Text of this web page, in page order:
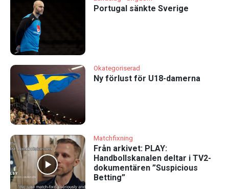
Portugal sänkte Sverige
Okategoriserad
Ny förlust för U18-damerna
Matchfixning
Från arkivet: PLAY:
Handbollskanalen deltar i TV2-
dokumentären ”Suspicious
Betting”